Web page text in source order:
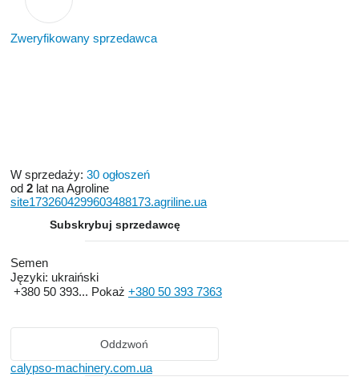
Zweryfikowany sprzedawca
W sprzedaży: 30 ogłoszeń
od 2 lat na Agroline
site1732604299603488173.agriline.ua
Subskrybuj sprzedawcę
Semen
Języki: ukraiński
+380 50 393... Pokaż +380 50 393 7363
Oddzwoń
calypso-machinery.com.ua